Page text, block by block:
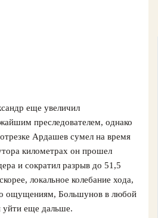
еще увеличил
преследователем, однако
Ардашев сумел на время
километрах он прошел
и сократил разрыв до 51,5
локальное колебание хода,
ощущениям, Большунов в любой
уйти еще дальше.